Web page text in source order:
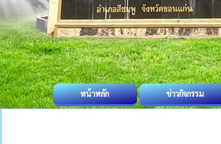
หน้าหลัก ข่าวกิจกรรม